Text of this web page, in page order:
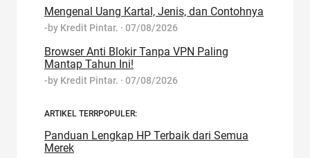
Mengenal Uang Kartal, Jenis, dan Contohnya
-by Kredit Pintar. · 07/08/2026
Browser Anti Blokir Tanpa VPN Paling
Mantap Tahun Ini!
-by Kredit Pintar. · 07/08/2026
ARTIKEL TERRPOPULER:
Panduan Lengkap HP Terbaik dari Semua
Merek